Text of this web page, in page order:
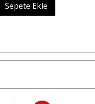
Sepete Ekle